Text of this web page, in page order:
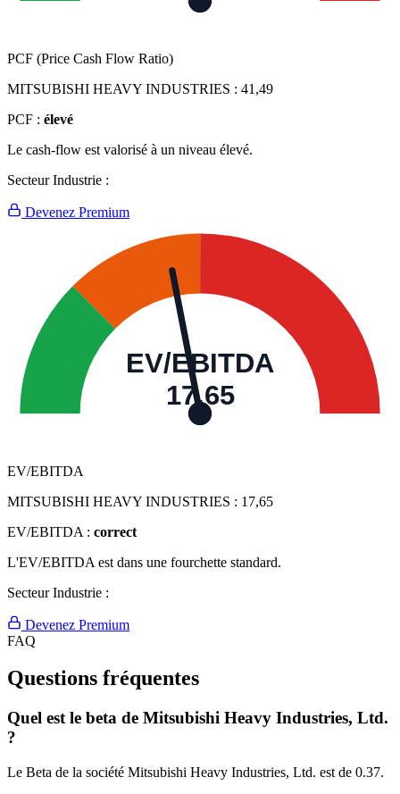
PCF (Price Cash Flow Ratio)
MITSUBISHI HEAVY INDUSTRIES : 41,49
PCF : élevé
Le cash-flow est valorisé à un niveau élevé.
Secteur Industrie :
Devenez Premium
EV/EBITDA
17,65
EV/EBITDA
MITSUBISHI HEAVY INDUSTRIES : 17,65
EV/EBITDA : correct
L'EV/EBITDA est dans une fourchette standard.
Secteur Industrie :
Devenez Premium
FAQ
Questions fréquentes
Quel est le beta de Mitsubishi Heavy Industries, Ltd.
?
Le Beta de la société Mitsubishi Heavy Industries, Ltd. est de 0.37.